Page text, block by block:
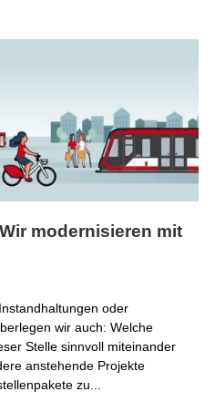
modernisieren mit
oder
wir auch: Welche
Stelle sinnvoll miteinander
anstehende Projekte
zu...